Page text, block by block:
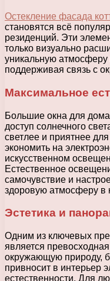
Остекление фасада
становятся всё
резиденций. Эти
только визуально
уникальную
поддерживая связь с
Максимальное
Большие окна для
доступ солнечного
светлее и приятнее
экономить на
искусственном
Естественное
самочувствие и
здоровую атмосферу в
Эстетика и
Одним из ключевых
является
окружающую природу,
привносит в интерьер
естественности. Для